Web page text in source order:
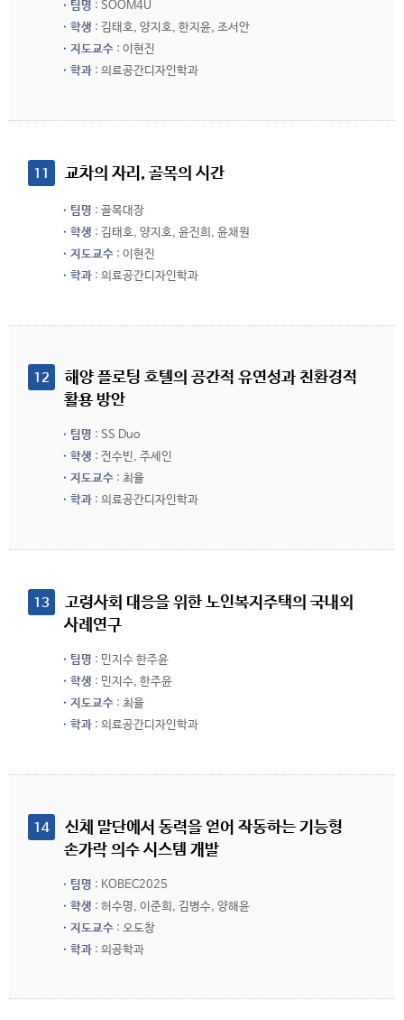
팀명 : SOOM4U
학생 : 김태호, 양지호, 한지윤, 조서안
지도교수 : 이현진
학과 : 의료공간디자인학과
11 교차의 자리, 골목의 시간
팀명 : 골목대장
학생 : 김태호, 양지호, 윤진희, 윤채원
지도교수 : 이현진
학과 : 의료공간디자인학과
12
해양 플로팅 호텔의 공간적 유연성과 친환경적
활용 방안
팀명 : SS Duo
학생 : 전수빈, 주세인
지도교수 : 최율
학과 : 의료공간디자인학과
13
고령사회 대응을 위한 노인복지주택의 국내외
사례연구
팀명 : 민지수 한주윤
학생 : 민지수, 한주윤
지도교수 : 최율
학과 : 의료공간디자인학과
14
신체 말단에서 동력을 얻어 작동하는 기능형
손가락 의수 시스템 개발
팀명 : KOBEC2025
학생 : 허수명, 이준희, 김병수, 양해윤
지도교수 : 오도창
학과 : 의공학과